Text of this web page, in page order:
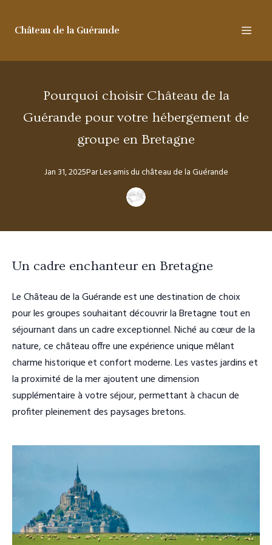
Château de la Guérande
Pourquoi choisir Château de la
Guérande pour votre hébergement de
groupe en Bretagne
Jan 31, 2025ParLes amisdu château de la Guérande
Un cadre enchanteur en Bretagne
Le Château de la Guérande est une destination de choix
pour les groupes souhaitant découvrir la Bretagne tout en
séjournant dans un cadre exceptionnel. Niché au cœur de la
nature, ce château offre une expérience unique mêlant
charme historique et confort moderne. Les vastes jardins et
la proximité de la mer ajoutent une dimension
supplémentaire à votre séjour, permettant à chacun de
profiter pleinement des paysages bretons.